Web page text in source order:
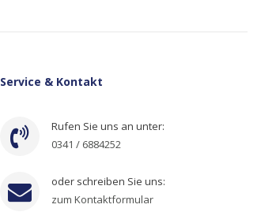
Service & Kontakt
Rufen Sie uns an unter:
0341 / 6884252
oder schreiben Sie uns:
zum Kontaktformular